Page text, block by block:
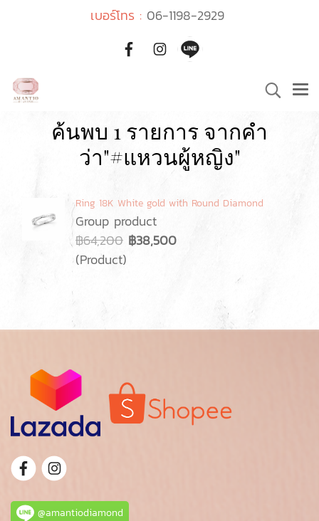
เบอร์โทร : 06-1198-2929
ค้นพบ 1 รายการ จากคำ
ว่า"#แหวนผู้หญิง"
Ring 18K White gold with Round Diamond
Group product
฿64,200 ฿38,500
(Product)
@amantiodiamond